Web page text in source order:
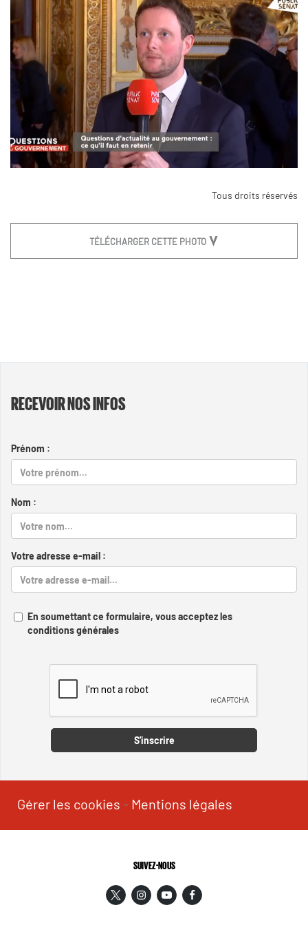
Tous droits réservés
TÉLÉCHARGER CETTE PHOTO
RECEVOIR NOS INFOS
Prénom :
Nom :
Votre adresse e-mail :
En soumettant ce formulaire, vous acceptez les
conditions générales
S'inscrire
Gérer les cookies - Mentions légales
SUIVEZ-NOUS